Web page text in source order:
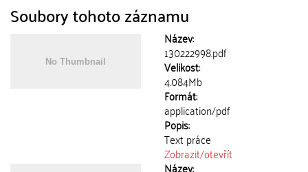
Soubory tohoto záznamu
Název:
130222998.pdf
Velikost:
4.084Mb
Formát:
application/pdf
Popis:
Text práce
Zobrazit/otevřít
Název: